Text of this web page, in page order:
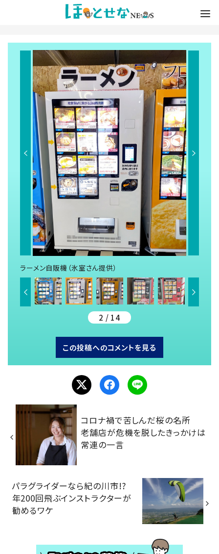
ラーメン自販機（氷室さん提供）
2 / 14
この投稿へのコメントを見る
コロナ禍で苦しんだ桜の名所
老舗店が危機を脱したきっかけは
常連の一言
パラグライダーなら紀の川市!?
年200回飛ぶインストラクターが
勧めるワケ